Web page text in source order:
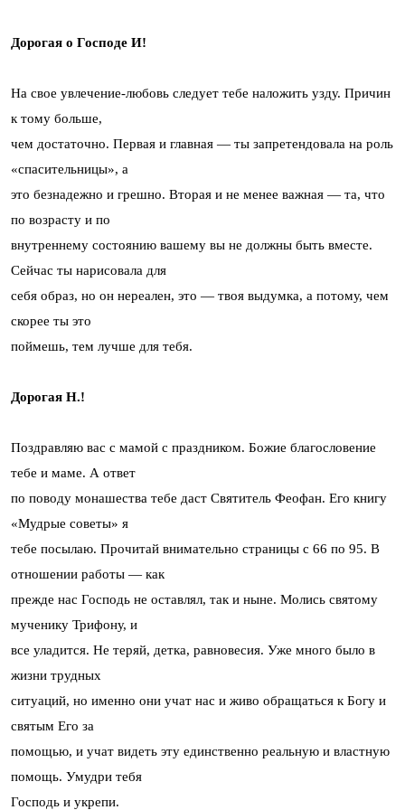
Дорогая о Господе И!
На свое увлечение-любовь следует тебе наложить узду. Причин
к тому больше,
чем достаточно. Первая и главная — ты запретендовала на роль
«спасительницы», а
это безнадежно и грешно. Вторая и не менее важная — та, что
по возрасту и по
внутреннему состоянию вашему вы не должны быть вместе.
Сейчас ты нарисовала для
себя образ, но он нереален, это — твоя выдумка, а потому, чем
скорее ты это
поймешь, тем лучше для тебя.
Дорогая Н.!
Поздравляю вас с мамой с праздником. Божие благословение
тебе и маме. А ответ
по поводу монашества тебе даст Святитель Феофан. Его книгу
«Мудрые советы» я
тебе посылаю. Прочитай внимательно страницы с 66 по 95. В
отношении работы — как
прежде нас Господь не оставлял, так и ныне. Молись святому
мученику Трифону, и
все уладится. Не теряй, детка, равновесия. Уже много было в
жизни трудных
ситуаций, но именно они учат нас и живо обращаться к Богу и
святым Его за
помощью, и учат видеть эту единственно реальную и властную
помощь. Умудри тебя
Господь и укрепи.